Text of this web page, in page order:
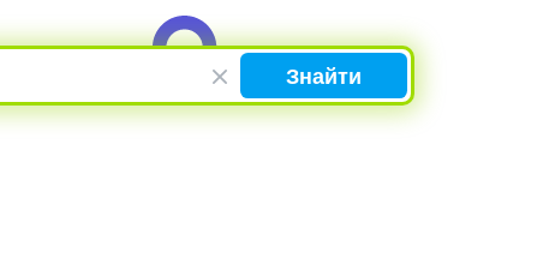
Знайти